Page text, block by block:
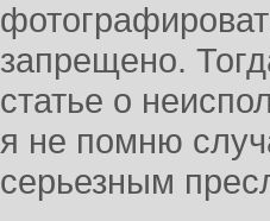
запрещено.
статье о
я не помню
серьезным